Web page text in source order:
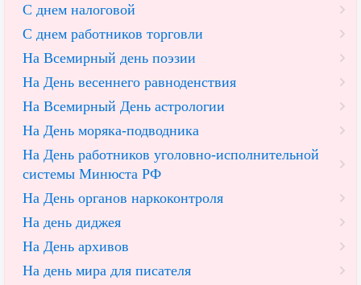
С днем налоговой
С днем работников торговли
На Всемирный день поэзии
На День весеннего равноденствия
На Всемирный День астрологии
На День моряка-подводника
На День работников уголовно-исполнительной
системы Минюста РФ
На День органов наркоконтроля
На день диджея
На День архивов
На день мира для писателя